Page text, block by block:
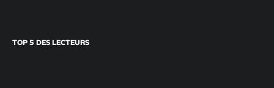
TOP 5 DES LECTEURS